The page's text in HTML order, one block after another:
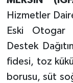
Hizmetler
Eski Otogar
Destek
fidesi, toz
borusu, süt